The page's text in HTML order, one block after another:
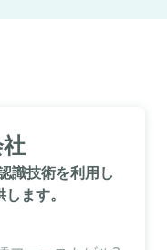
識技術を利用し
ます。